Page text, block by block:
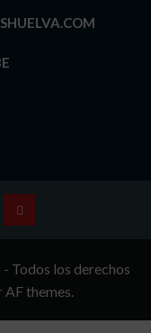
TÉRMINOS
CONDICIONES
Todos los derechos
AF themes.